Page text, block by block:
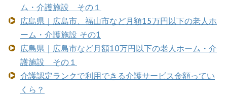
ム・介護施設 その１
広島県｜広島市、福山市など月額15万円以下の老人ホ
ーム・介護施設 その1
広島県｜広島市など月額10万円以下の老人ホーム・介
護施設 その１
介護認定ランクで利用できる介護サービス金額ってい
くら？